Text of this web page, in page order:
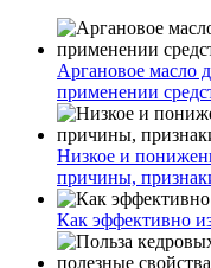
Аргановое масло
применении
Низкое и
причины,
Как эффективно